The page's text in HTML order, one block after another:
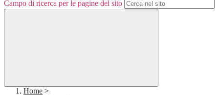
Campo di ricerca per le pagine del sito
Home >